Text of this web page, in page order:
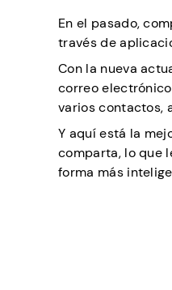
En el pasado,
través de
Con la nueva
correo
varios contactos,
Y aquí está la
comparta, lo que
forma más